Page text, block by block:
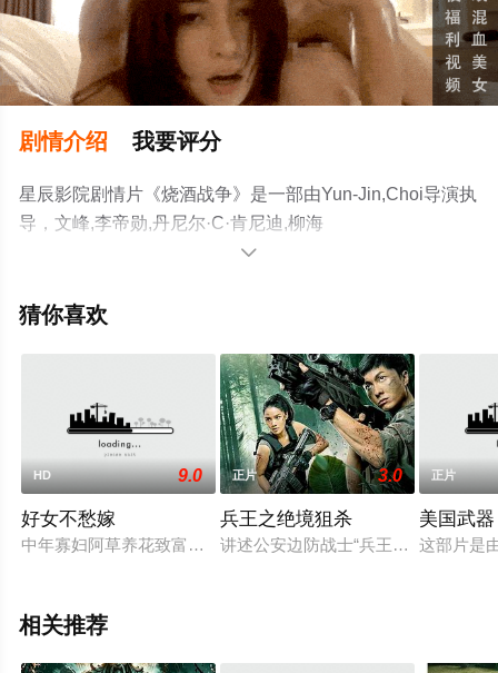
剧情介绍 我要评分
星辰影院剧情片《烧酒战争》是一部由Yun-Jin,Choi导演执
导，文峰,李帝勋,丹尼尔·C·肯尼迪,柳海
真,Bianca,Lau,Maurice,Turner,Jr.,Derek,Chouinard等演员
影就上星辰电影院，更多剧情信息可移步至豆瓣电影、电

猜你喜欢
HD 9.0
好女不愁嫁
中年寡妇阿草养花致富，成了村里的养花状元。样样事都很顺
正片 3.0
兵王之绝境狙杀
讲述公安边防战士“兵王”史建国，在
正片
美国武器
这部片是
相关推荐